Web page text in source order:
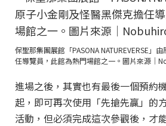
保聖那集團展館「PASONA NATUREVERSE」
任導覽員，此館為熱門場館之一。圖片來源｜
進場之後，其實也有最後一個預約
起，即可再次使用「先搶先贏」的
活動，但必須完成這次參觀後，才